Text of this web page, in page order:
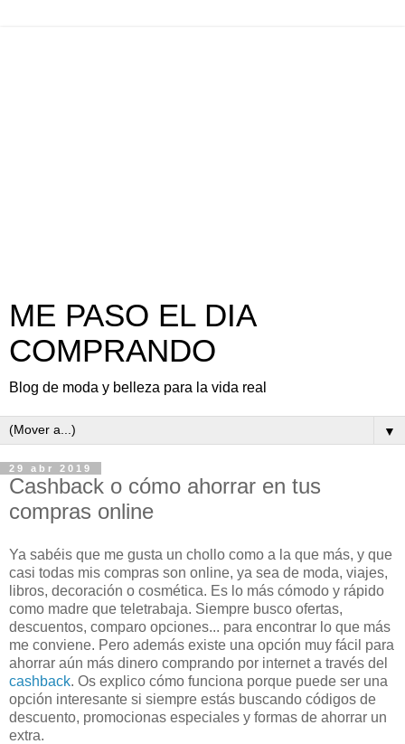
ME PASO EL DIA
COMPRANDO
Blog de moda y belleza para la vida real
▼
29 abr 2019
Cashback o cómo ahorrar en tus
compras online
Ya sabéis que me gusta un chollo como a la que más, y que
casi todas mis compras son online, ya sea de moda, viajes,
libros, decoración o cosmética. Es lo más cómodo y rápido
como madre que teletrabaja. Siempre busco ofertas,
descuentos, comparo opciones... para encontrar lo que más
me conviene. Pero además existe una opción muy fácil para
ahorrar aún más dinero comprando por internet a través del
cashback. Os explico cómo funciona porque puede ser una
opción interesante si siempre estás buscando códigos de
descuento, promocionas especiales y formas de ahorrar un
extra.